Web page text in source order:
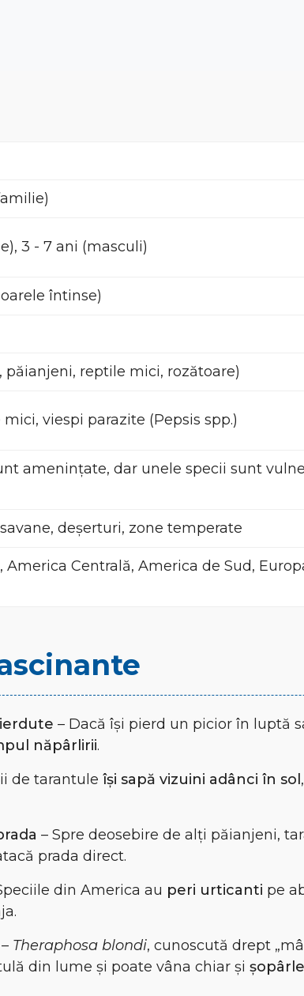
3 - 7 ani (masculi)
întinse)
păianjeni, reptile mici, rozătoare)
viespi parazite (Pepsis spp.)
amenințate, dar unele specii sunt
deșerturi, zone temperate
Centrală, America de Sud,
– Dacă își pierd un picior în luptă
năpârlirii.
de tarantule își sapă vizuini adânci în sol
– Spre deosebire de alți păianjeni,
prada direct.
din America au peri urticanti pe
– Theraphosa blondi, cunoscută drept
din lume și poate vâna chiar și